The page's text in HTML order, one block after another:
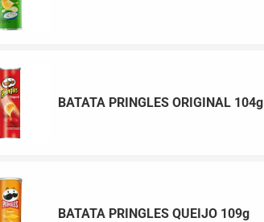
BATATA PRINGLES ORIGINAL 104g
BATATA PRINGLES QUEIJO 109g